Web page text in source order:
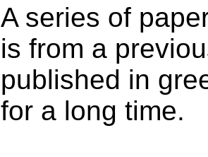
A series of
is from a
published in
for a long time.